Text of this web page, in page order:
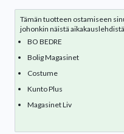
Tämän tuotteen ostamiseen
johonkin näistä
BO BEDRE
Bolig Magasinet
Costume
Kunto Plus
Magasinet Liv